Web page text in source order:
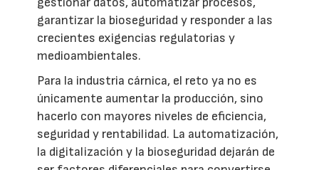
garantizar la bioseguridad y responder a las
crecientes exigencias regulatorias y
medioambientales.
Para la industria cárnica, el reto ya no es
únicamente aumentar la producción, sino
hacerlo con mayores niveles de eficiencia,
seguridad y rentabilidad. La automatización,
la digitalización y la bioseguridad dejarán de